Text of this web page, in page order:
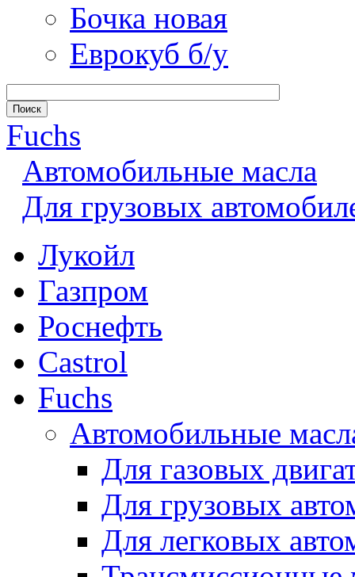
Бочка новая
Еврокуб б/у
Fuchs
Автомобильные масла
Для грузовых
Лукойл
Газпром
Роснефть
Castrol
Fuchs
Автомобильные
Для газовых
Для грузовых
Для легковых